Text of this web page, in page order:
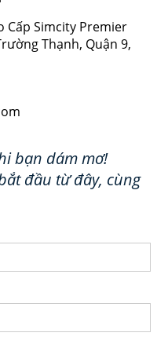
Cấp Simcity Premier
Thạnh, Quận 9,
bạn dám mơ!
đầu từ đây, cùng